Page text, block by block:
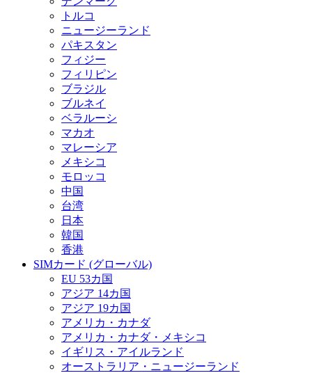
トルコ
ニュージーランド
パキスタン
フィジー
フィリピン
ブラジル
ブルネイ
ベラルーシ
マカオ
マレーシア
メキシコ
モロッコ
中国
台湾
日本
韓国
香港
SIMカード (グローバル)
EU 53カ国
アジア 14カ国
アジア 19カ国
アメリカ・カナダ
アメリカ・カナダ・メキシコ
イギリス・アイルランド
オーストラリア・ニュージーランド